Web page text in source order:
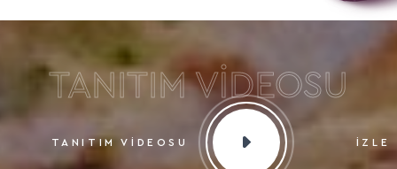
TANITIM VİDEOSU
TANITIM VİDEOSU İZLE